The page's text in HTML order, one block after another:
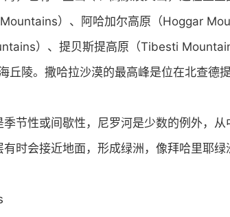
）、阿哈加尔高原（Hoggar
）、提贝斯提高原（Tibesti
丘陵。撒哈拉沙漠的最高峰是位在北查德
节性或间歇性，尼罗河是少数的例外，
时会接近地面，形成绿洲，像拜哈里耶